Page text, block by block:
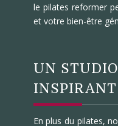
le pilates reformer
et votre bien-être
UN
En plus du pilates,